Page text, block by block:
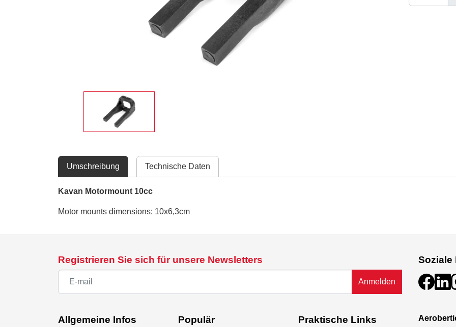
Umschreibung Technische Daten
Kavan Motormount 10cc
Motor mounts dimensions: 10x6,3cm
Registrieren Sie sich für unsere Newsletters
Anmelden
Soziale
Allgemeine Infos Populär Praktische Links